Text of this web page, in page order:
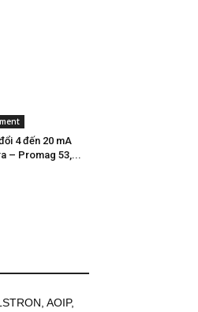
4 đến 20 mA
– Promag 53,...
, AOIP,